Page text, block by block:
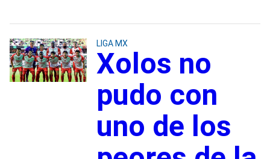
LIGA MX
Xolos no
pudo con
uno de los